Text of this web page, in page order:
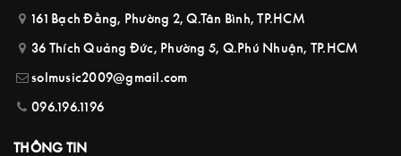
161 Bạch Đằng, Phường 2, Q.Tân Bình, TP.HCM
36 Thích Quảng Đức, Phường 5, Q.Phú Nhuận, TP.HCM
solmusic2009@gmail.com
096.196.1196
THÔNG TIN